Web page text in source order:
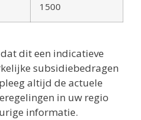
1500
dit een indicatieve
subsidiebedragen
altijd de actuele
in uw regio
informatie.